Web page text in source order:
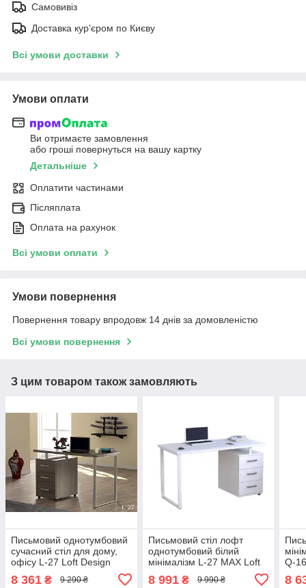
Самовивіз
Доставка кур'єром по Києву
Всі умови доставки
Умови оплати
Ви отримаєте замовлення
або гроші повернуться на вашу картку
Детальніше
Оплатити частинами
Післяплата
Оплата на рахунок
Всі умови оплати
Умови повернення
Повернення товару впродовж 14 днів за домовленістю
Всі умови повернення
З цим товаром також замовляють
Письмовий однотумбовий
сучасний стіл для дому,
офісу L-27 Loft Design
8 361 ₴ 9 290 ₴
Письмовий стіл лофт
однотумбовий білий
мінімалізм L-27 MAX Loft
8 991₴ 9 990 ₴
Q-
8